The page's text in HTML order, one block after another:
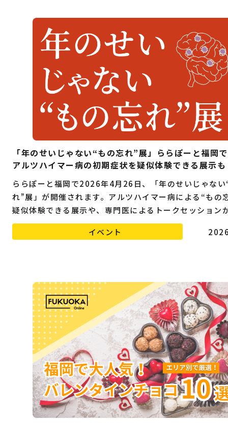
「年のせいじゃない“もの忘れ”展」ららぽーと福岡
アルツハイマー病の初期症状を疑似体験できる展示も
ららぽーと福岡で2026年4月26日、「年のせいじゃな
れ”展」が開催されます。アルツハイマー病による“もの
疑似体験できる展示や、専門医によるトークセッション
ます。
イベント